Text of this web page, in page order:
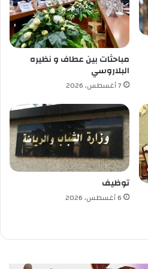
مباحثات بين عطاف و نظيره
البلاروسي
7 أغسطس، 2026
توظيف
6 أغسطس، 2026